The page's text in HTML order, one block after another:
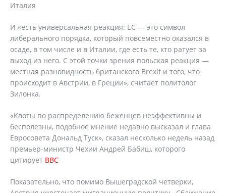
Италия
И «есть универсальная реакция: ЕС — это символ
либерального порядка, который повсеместно оказался в
осаде, в том числе и в Италии, где есть те, кто ратует за
выход из него. С этой точки зрения польская реакция —
местная разновидность британского Brexit и того, что
происходит в Австрии, в Греции», считает политолог
Зилонка.
«Квоты по распределению беженцев неэффективны и
бесполезны, подобное мнение недавно высказал и глава
Евросовета Дональд Туск», сказал несколько недель назад
премьер-министр Чехии Андрей Бабиш, которого
цитирует ВВС
Показательно, что помимо Вышеградской четверки,